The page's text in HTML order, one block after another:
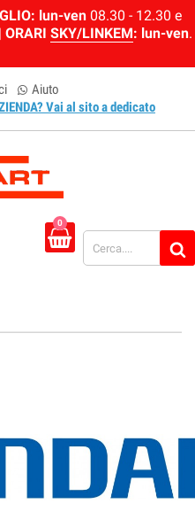
lun-ven 08.30 - 12.30 e
ORARI SKY/LINKEM: lun-ven.
Aiuto
Vai al sito a dedicato
0